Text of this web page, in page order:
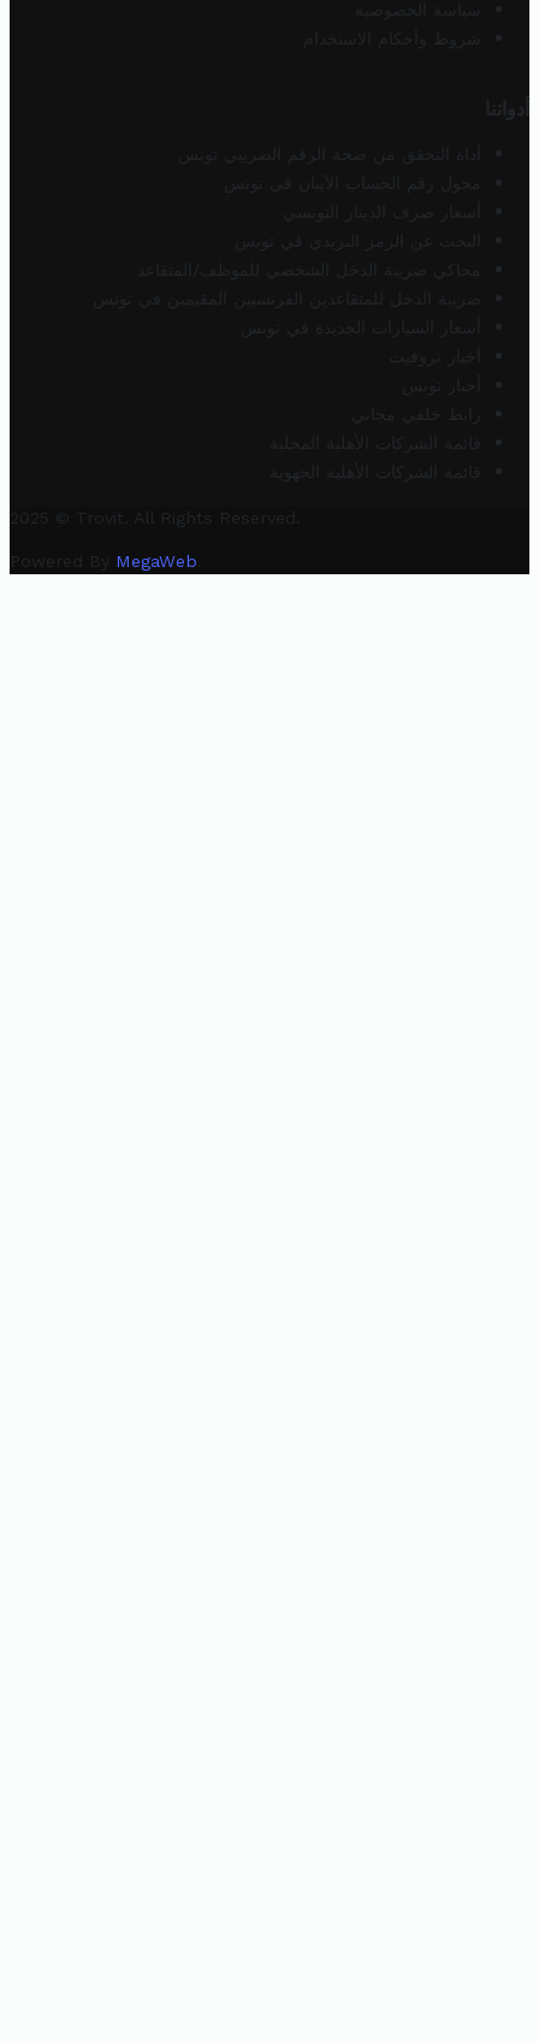
سياسة الخصوصية
شروط وأحكام الاستخدام
أدواتنا
أداة التحقق من صحة الرقم الضريبي تونس
محول رقم الحساب الآيبان في تونس
أسعار صرف الدينار التونسي
البحث عن الرمز البريدي في تونس
محاكي ضريبة الدخل الشخصي للموظف/المتقاعد
ضريبة الدخل للمتقاعدين الفرنسيين المقيمين في تونس
أسعار السيارات الجديدة في تونس
أخبار تروفيت
أخبار تونس
رابط خلفي مجاني
قائمة الشركات الأهلية المحلية
قائمة الشركات الأهلية الجهوية
2025 © Trovit. All Rights Reserved.
Powered By MegaWeb